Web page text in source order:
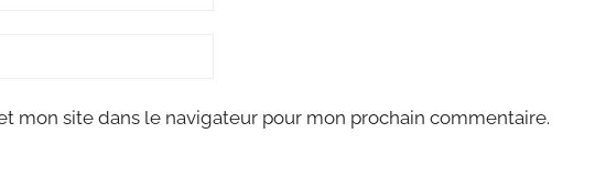
mon site dans le navigateur pour mon prochain commentaire.